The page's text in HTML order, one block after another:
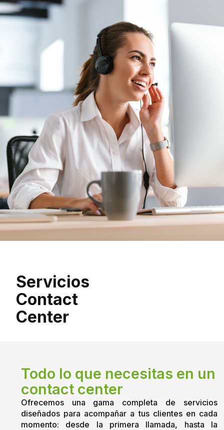
Español
Servicios
Contact
Center
Todo lo que necesitas en un
contact center
Ofrecemos una gama completa de servicios
diseñados para acompañar a tus clientes en cada
momento: desde la primera llamada, hasta la